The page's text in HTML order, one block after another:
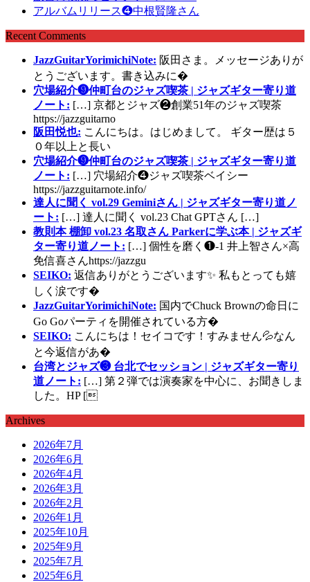
アルバムリリース❹中根賢隆さん
Recent Comments
JazzGuitarYorimichiNote: 阪田さま。メッセージありが
とうございます。書き込みに�
穴場紹介❾仲町台のジャズ喫茶 | ジャズギター寄り道
ノート: […] 京都とジャズ❷創業51年のジャズ喫茶
https://jazzguitarno
阪田悦也: こんにちは。はじめまして。 ギター歴は５
０年以上と長い
穴場紹介❾仲町台のジャズ喫茶 | ジャズギター寄り道
ノート: […] 穴場紹介❹ジャズ喫茶ベイシー
https://jazzguitarnote.info/
達人に聞く vol.29 Geminiさん | ジャズギター寄り道ノ
ート: […] 達人に聞く vol.23 Chat GPTさん […]
教則本 棚卸 vol.23 名取さん Parkerに学ぶ本 | ジャズギ
ター寄り道ノート: […] 個性を磨く❶-1 井上智さん×高
免信喜さんhttps://jazzgu
SEIKO: 返信ありがとうございます✨ 私もとっても嬉
しく涙です�
JazzGuitarYorimichiNote: 国内でChuck Brownの命日に
Go Goパーティを開催されている方�
SEIKO: こんにちは！セイコです！すみません💦なん
と今返信があ�
台湾とジャズ❸ 台北でセッション | ジャズギター寄り
道ノート: […] 第２弾では演奏家を中心に、お聞きしま
した。HP [
Archives
2026年7月
2026年6月
2026年4月
2026年3月
2026年2月
2026年1月
2025年10月
2025年9月
2025年7月
2025年6月